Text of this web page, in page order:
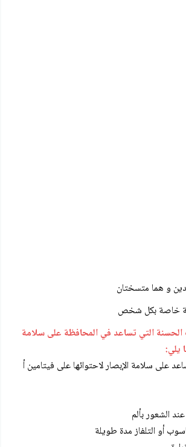
و هما متسختان
خاصة بكل شخص
الحسنة التي تساعد في المحافظة على سلامة
يلي:
على سلامة الإبصار لاحتوائها على فيتامين أ
الشعور بألم
أو التلفاز مدة طويلة